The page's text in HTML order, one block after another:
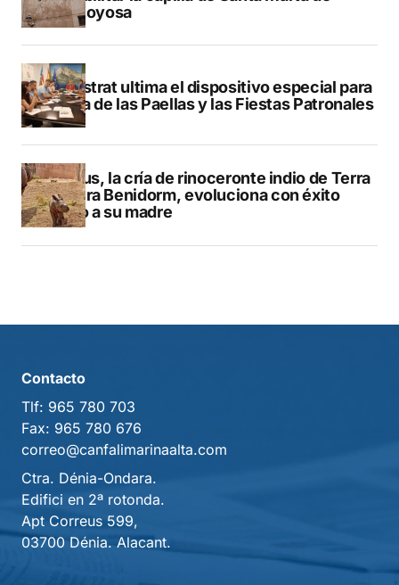
Villajoyosa
Finestrat ultima el dispositivo especial para
el Día de las Paellas y las Fiestas Patronales
Brutus, la cría de rinoceronte indio de Terra
Natura Benidorm, evoluciona con éxito
junto a su madre
Contacto
Tlf: 965 780 703
Fax: 965 780 676
correo@canfalimarinaalta.com
Ctra. Dénia-Ondara.
Edifici en 2ª rotonda.
Apt Correus 599,
03700 Dénia. Alacant.